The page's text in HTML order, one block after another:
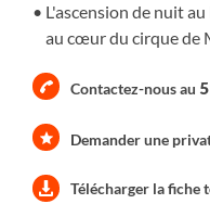
L'ascension de nuit
au cœur du cirque de
Contactez-nous au
Demander une
Télécharger la fiche